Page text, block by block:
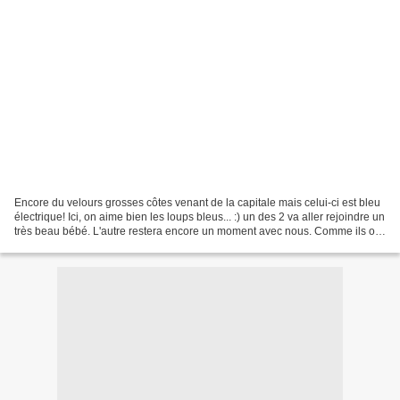
Encore du velours grosses côtes venant de la capitale mais celui-ci est bleu
électrique! Ici, on aime bien les loups bleus... :) un des 2 va aller rejoindre un
très beau bébé. L'autre restera encore un moment avec nous. Comme ils ont